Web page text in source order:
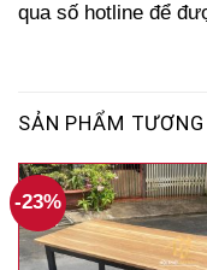
qua số hotline để
SẢN PHẨM
-23%